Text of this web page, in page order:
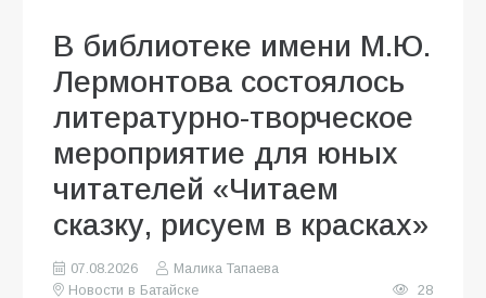
В библиотеке имени М.Ю.
Лермонтова состоялось
литературно-творческое
мероприятие для юных
читателей «Читаем
сказку, рисуем в красках»
07.08.2026
Малика Тапаева
Новости в Батайске
28